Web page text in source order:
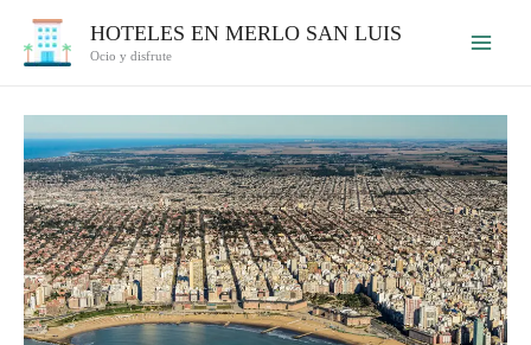
HOTELES EN MERLO SAN LUIS
Ocio y disfrute